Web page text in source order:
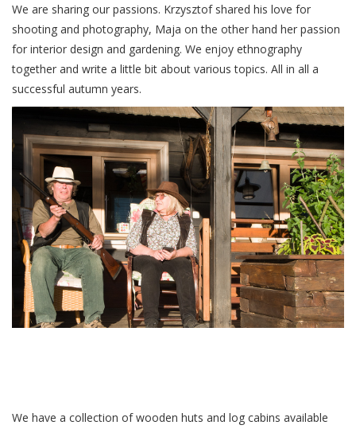
We are sharing our passions. Krzysztof shared his love for
shooting and photography, Maja on the other hand her passion
for interior design and gardening. We enjoy ethnography
together and write a little bit about various topics. All in all a
successful autumn years.
We have a collection of wooden huts and log cabins available